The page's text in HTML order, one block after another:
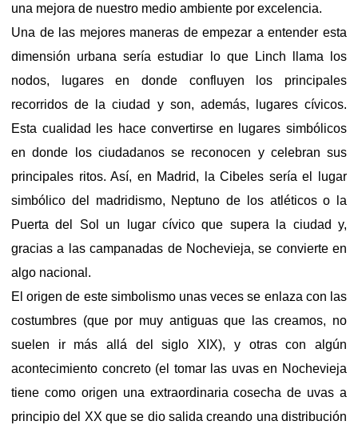
una mejora de nuestro medio ambiente por excelencia.
Una de las mejores maneras de empezar a entender esta
dimensión urbana sería estudiar lo que Linch llama los
nodos, lugares en donde confluyen los principales
recorridos de la ciudad y son, además, lugares cívicos.
Esta cualidad les hace convertirse en lugares simbólicos
en donde los ciudadanos se reconocen y celebran sus
principales ritos. Así, en Madrid, la Cibeles sería el lugar
simbólico del madridismo, Neptuno de los atléticos o la
Puerta del Sol un lugar cívico que supera la ciudad y,
gracias a las campanadas de Nochevieja, se convierte en
algo nacional.
El origen de este simbolismo unas veces se enlaza con las
costumbres (que por muy antiguas que las creamos, no
suelen ir más allá del siglo XIX), y otras con algún
acontecimiento concreto (el tomar las uvas en Nochevieja
tiene como origen una extraordinaria cosecha de uvas a
principio del XX que se dio salida creando una distribución